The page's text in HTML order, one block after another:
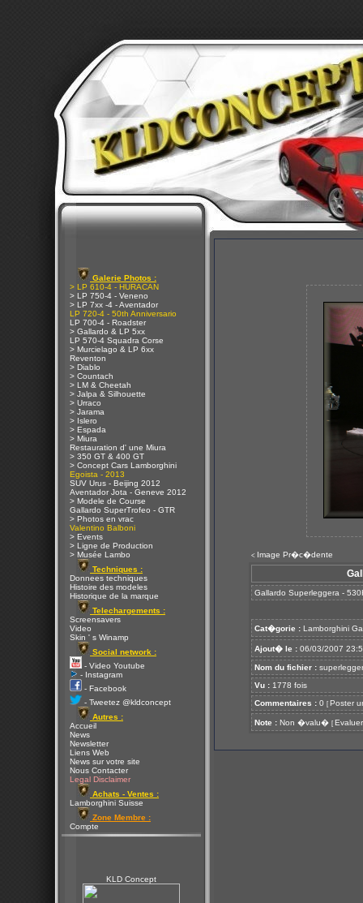
Galerie Photos :
> LP 610-4 - HURACAN
> LP 750-4 - Veneno
> LP 7xx -4 - Aventador
LP 720-4 - 50th Anniversario
LP 700-4 - Roadster
> Gallardo & LP 5xx
LP 570-4 Squadra Corse
> Murcielago & LP 6xx
Reventon
> Diablo
> Countach
> LM & Cheetah
> Jalpa & Silhouette
> Urraco
> Jarama
> Islero
> Espada
> Miura
Restauration d' une Miura
> 350 GT & 400 GT
> Concept Cars Lamborghini
Egoista - 2013
SUV Urus - Beijing 2012
Aventador Jota - Geneve 2012
> Modele de Course
Gallardo SuperTrofeo - GTR
> Photos en vrac
Valentino Balboni
> Events
> Ligne de Production
> Musée Lambo
Techniques :
Donnees techniques
Histoire des modeles
Historique de la marque
Telechargements :
Screensavers
Video
Skin ' s Winamp
Social network :
- Video Youtube
- Instagram
- Facebook
- Tweetez @kldconcept
Autres :
Accueil
News
Newsletter
Liens Web
News sur votre site
Nous Contacter
Legal Disclaimer
Achats - Ventes :
Lamborghini Suisse
Zone Membre :
Compte
KLD Concept
< Image Pr�c�dente
Gallardo Superleggera -
Cat�gorie : Lamborghini
Ajout� le : 06/03/2007
Nom du fichier :
Vu : 1778 fois
Commentaires : 0 [ Poster
Note : Non �valu� [ Evaluer